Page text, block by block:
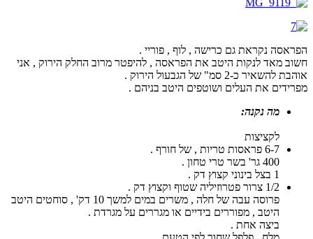
הפראסה נקראת גם כרישה , לוף , פוריי .
חשוב מאד לנקות היטב את הפראסה , להיפטר מרוב החלק הירוק , אני
אוהבת להשאיר כ-2 סמ" של הגבעול הירוק .
מפרידים את העלים ושוטפים היטב בניהם .
מה נקנה:
לקציצות
6-7 פראסות טריות , של חורף .
400 גר' בשר טרי טחון .
1 בצל בינוני קצוץ דק .
1/2 צרור פטרוזיליה שטוף וקצוץ דק .
פרוסה עבה של חלה , משרים במים למשך 10 דק' , סוחטים היטב
היטב , מפוררים בידיים או מגררים על מגרדת .
ביצה אחת .